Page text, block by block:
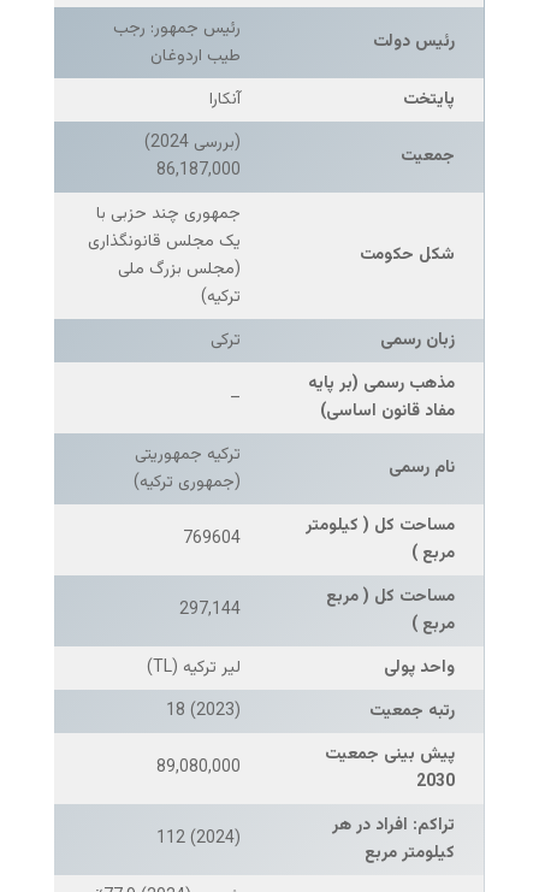
رئیس دولت
رئیس جمهور: رجب
طیب اردوغان
پایتخت
آنکارا
جمعیت
(بررسی 2024)
86,187,000
شکل حکومت
جمهوری چند حزبی با
یک مجلس قانونگذاری
(مجلس بزرگ ملی
ترکیه)
زبان رسمی
ترکی
مذهب رسمی (بر پایه
مفاد قانون اساسی)
–
نام رسمی
ترکیه جمهوریتی
(جمهوری ترکیه)
مساحت کل ( کیلومتر
مربع )
769604
مساحت کل ( مربع
مربع )
297,144
واحد پولی
لیر ترکیه (TL)
رتبه جمعیت
(2023) 18
پیش بینی جمعیت
2030
89,080,000
تراکم: افراد در هر
کیلومتر مربع
(2024) 112